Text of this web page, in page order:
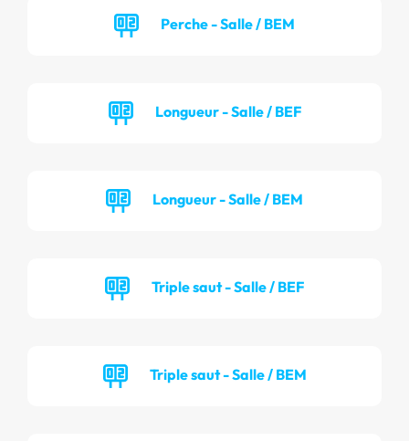
Perche - Salle / BEM
Longueur - Salle / BEF
Longueur - Salle / BEM
Triple saut - Salle / BEF
Triple saut - Salle / BEM